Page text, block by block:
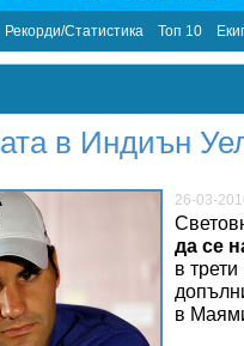
Рекорди/Статистика Топ 10
в Индиън
26-03-
да се
в
в